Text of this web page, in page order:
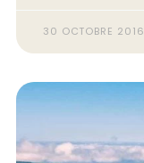
30 OCTOBRE 2016